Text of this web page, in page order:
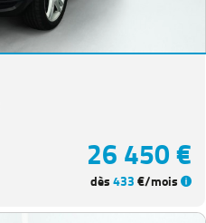
26 450 €
dès433€/mois